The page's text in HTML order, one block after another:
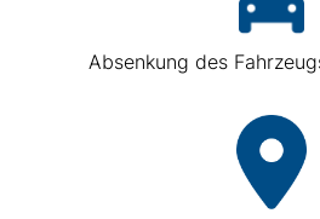
Absenkung des